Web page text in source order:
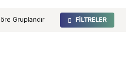
Gruplandır FİLTRELER